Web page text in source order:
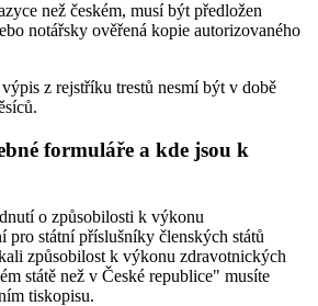
než českém, musí být předložen
notářsky ověřená kopie autorizovaného
z rejstříku trestů nesmí být v době
formuláře a kde jsou k
o způsobilosti k výkonu
pro státní příslušníky členských států
způsobilost k výkonu zdravotnických
státě než v České republice" musíte
tiskopisu.